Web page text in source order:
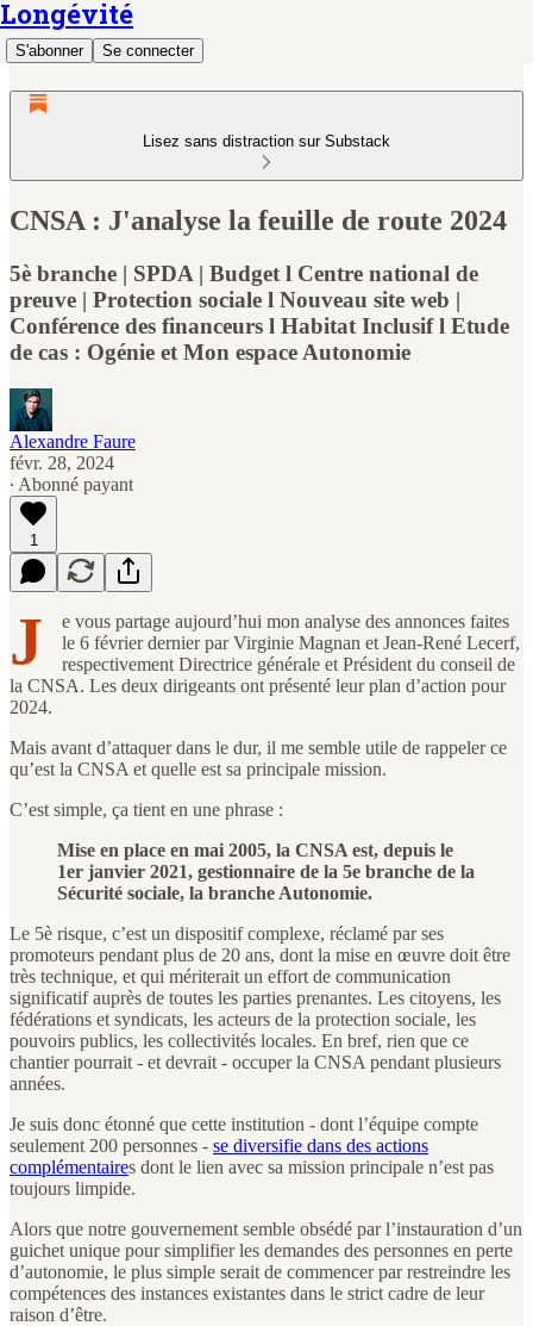
Longévité
S'abonner Se connecter
Lisez sans distraction sur Substack
CNSA : J'analyse la feuille de route 2024
5è branche | SPDA | Budget l Centre national de
preuve | Protection sociale l Nouveau site web |
Conférence des financeurs l Habitat Inclusif l Etude
de cas : Ogénie et Mon espace Autonomie
Alexandre Faure
févr. 28, 2024
∙ Abonné payant
1
J
e vous partage aujourd’hui mon analyse des annonces faites
le 6 février dernier par Virginie Magnan et Jean-René Lecerf,
respectivement Directrice générale et Président du conseil de
la CNSA. Les deux dirigeants ont présenté leur plan d’action pour
2024.
Mais avant d’attaquer dans le dur, il me semble utile de rappeler ce
qu’est la CNSA et quelle est sa principale mission.
C’est simple, ça tient en une phrase :
Mise en place en mai 2005, la CNSA est, depuis le
1er janvier 2021, gestionnaire de la 5e branche de la
Sécurité sociale, la branche Autonomie.
Le 5è risque, c’est un dispositif complexe, réclamé par ses
promoteurs pendant plus de 20 ans, dont la mise en œuvre doit être
très technique, et qui mériterait un effort de communication
significatif auprès de toutes les parties prenantes. Les citoyens, les
fédérations et syndicats, les acteurs de la protection sociale, les
pouvoirs publics, les collectivités locales. En bref, rien que ce
chantier pourrait - et devrait - occuper la CNSA pendant plusieurs
années.
Je suis donc étonné que cette institution - dont l’équipe compte
seulement 200 personnes - se diversifie dans des actions
complémentaires dont le lien avec sa mission principale n’est pas
toujours limpide.
Alors que notre gouvernement semble obsédé par l’instauration d’un
guichet unique pour simplifier les demandes des personnes en perte
d’autonomie, le plus simple serait de commencer par restreindre les
compétences des instances existantes dans le strict cadre de leur
raison d’être.